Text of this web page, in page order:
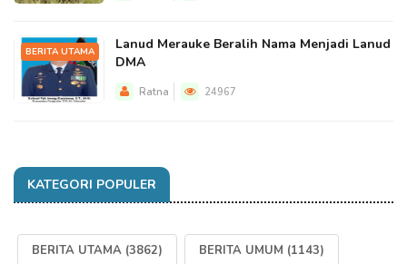
BERITA UTAMA
Lanud Merauke Beralih Nama Menjadi Lanud
DMA
Ratna 24967
KATEGORI POPULER
BERITA UTAMA (3862) BERITA UMUM (1143)